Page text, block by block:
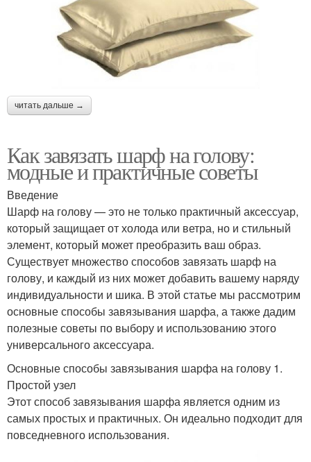
читать дальше →
Как завязать шарф на голову:
модные и практичные советы
Введение
Шарф на голову — это не только практичный аксессуар,
который защищает от холода или ветра, но и стильный
элемент, который может преобразить ваш образ.
Существует множество способов завязать шарф на
голову, и каждый из них может добавить вашему наряду
индивидуальности и шика. В этой статье мы рассмотрим
основные способы завязывания шарфа, а также дадим
полезные советы по выбору и использованию этого
универсального аксессуара.
Основные способы завязывания шарфа на голову 1.
Простой узел
Этот способ завязывания шарфа является одним из
самых простых и практичных. Он идеально подходит для
повседневного использования.